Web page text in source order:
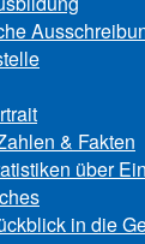
& Fakten
über
in die